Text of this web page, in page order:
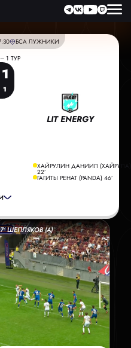
БСА ЛУЖНИКИ
1 ТУР
1
1
ХАЙРУЛИН ДАНИИЛ (ХАЙРУЛА)
22’
ГАГИТЫ РЕНАТ (PANDA) 46’
LIT ENERGY
АЛЕКСАНДР
СТРОГАНОВ ДМИТРИЙ
ШЕПЛЯКОВ (А)